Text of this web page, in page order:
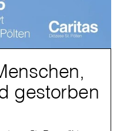
gestorben